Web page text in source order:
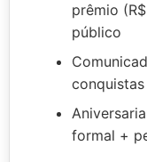
prêmio
público
formal +